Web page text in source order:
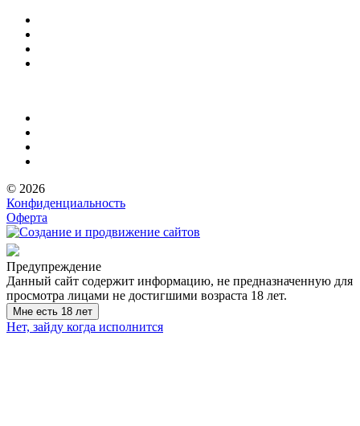
© 2026
Конфиденциальность
Оферта
Предупреждение
Данный сайт содержит информацию, не предназначенную для
просмотра лицами не достигшими возраста 18 лет.
Мне есть 18 лет
Нет, зайду когда исполнится